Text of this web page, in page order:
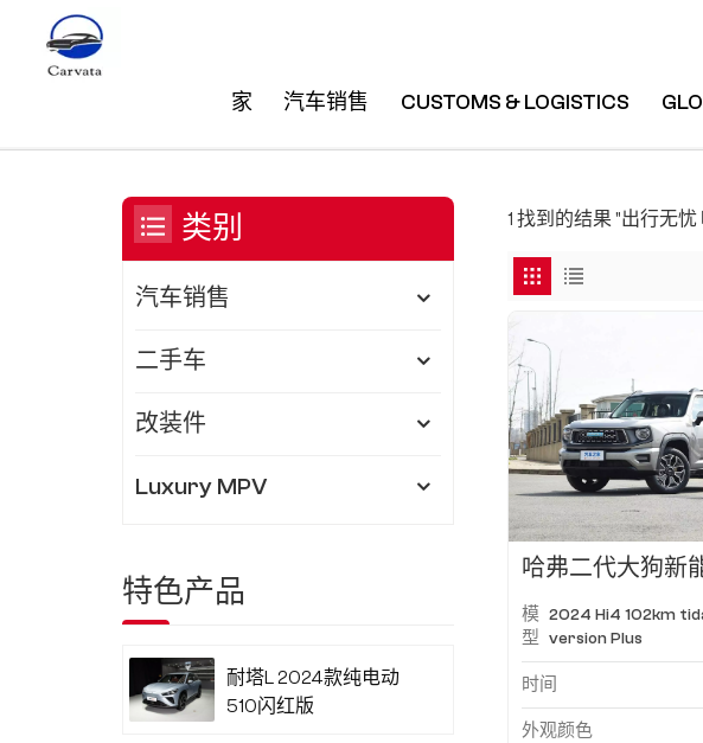
家 汽车销售 CUSTOMS & LOGISTICS
1 找到的结果 "出行无忧
哈弗二代大狗新
汐电动版Plus
模
型
2024 Hi4 102km
version Plus
时间
外观颜色
类别
汽车销售
二手车
改装件
Luxury MPV
特色产品
耐塔L 2024款纯电动
510闪红版